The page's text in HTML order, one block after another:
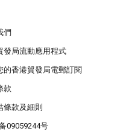
們
發局流動應用程式
的香港貿發局電郵訂閱
款
條款及細則
09059244号